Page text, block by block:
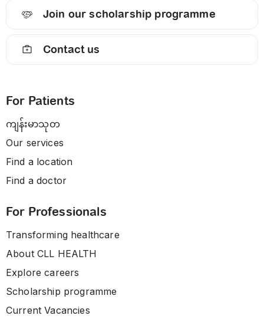
Join our scholarship programme
Contact us
For Patients
ကျန်းမာသုတ
Our services
Find a location
Find a doctor
For Professionals
Transforming healthcare
About CLL HEALTH
Explore careers
Scholarship programme
Current Vacancies